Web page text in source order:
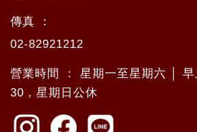
傳真 ：
02-82921212
營業時間 ： 星期一至星期六 │ 早
30，星期日公休